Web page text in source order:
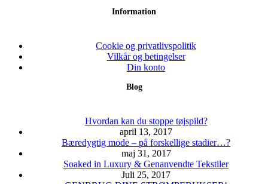
er:
Mulighederne
Information
Cookie og privatlivspolitik
Vilkår og betingelser
Din konto
Blog
Hvordan kan du stoppe tøjspild?
april 13, 2017
Bæredygtig mode – på forskellige stadier…?
maj 31, 2017
Soaked in Luxury & Genanvendte Tekstiler
Juli 25, 2017